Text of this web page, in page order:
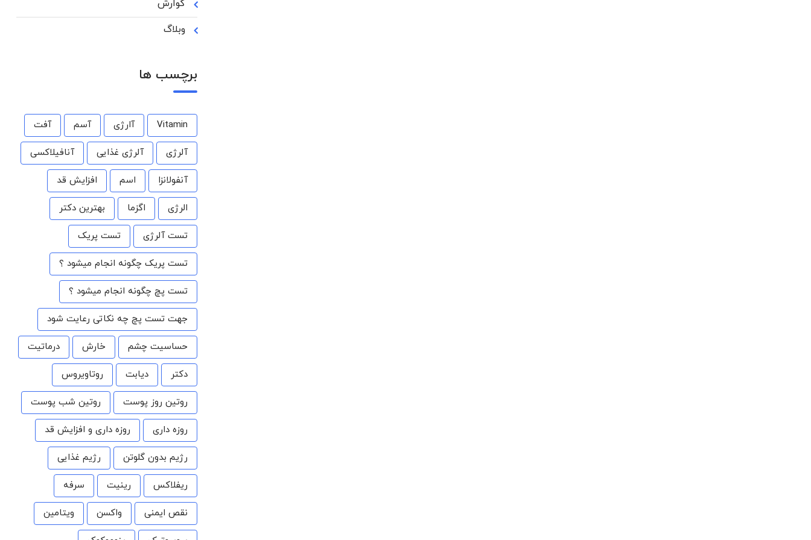
گوارش
وبلاگ
برچسب ها
Vitamin آارژی آسم آفت
آلرژی آلرژی غذایی آنافیلاکسی
آنفولانزا اسم افزایش قد
الرژی اگزما بهترین دکتر
تست آلرژی تست پریک
تست پریک چگونه انجام میشود ؟
تست پچ چگونه انجام میشود ؟
جهت تست پچ چه نکاتی رعایت شود
حساسیت چشم خارش درماتیت
دکتر دیابت روتاویروس
روتین روز پوست روتین شب پوست
روزه داری روزه داری و افزایش قد
رژیم بدون گلوتن رژیم غذایی
ریفلاکس رینیت سرفه
نقص ایمنی واکسن ویتامین